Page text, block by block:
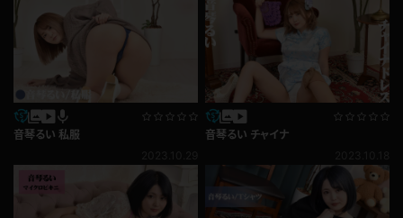
音琴るい 私服
音琴るい チャイナ